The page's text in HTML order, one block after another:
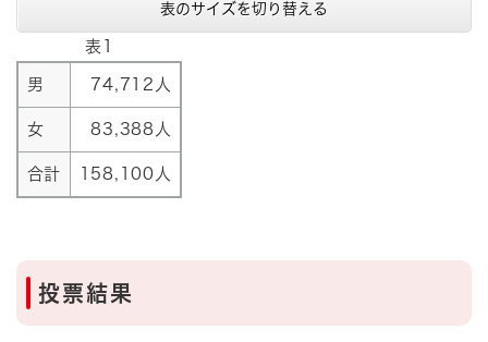
表のサイズを切り替える
表1
男 74,712人
女 83,388人
合計 158,100人
投票結果